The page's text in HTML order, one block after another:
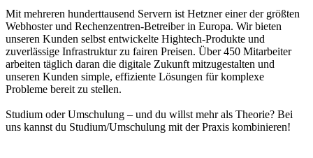
Mit mehreren hunderttausend Servern ist Hetzner einer der größten
Webhoster und Rechenzentren-Betreiber in Europa. Wir bieten
unseren Kunden selbst entwickelte Hightech-Produkte und
zuverlässige Infrastruktur zu fairen Preisen. Über 450 Mitarbeiter
arbeiten täglich daran die digitale Zukunft mitzugestalten und
unseren Kunden simple, effiziente Lösungen für komplexe
Probleme bereit zu stellen.
Studium oder Umschulung – und du willst mehr als Theorie? Bei
uns kannst du Studium/Umschulung mit der Praxis kombinieren!